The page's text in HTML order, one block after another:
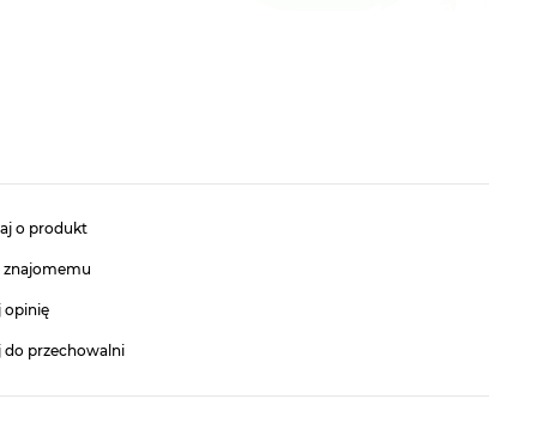
o produkt
znajomemu
opinię
do przechowalni